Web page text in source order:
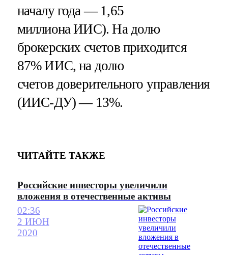
началу года — 1,65
миллиона ИИС). На долю
брокерских счетов приходится
87% ИИС, на долю
счетов доверительного управления
(ИИС-ДУ) — 13%.
ЧИТАЙТЕ ТАКЖЕ
Российские инвесторы увеличили
вложения в отечественные активы
02:36
2 ИЮН
2020